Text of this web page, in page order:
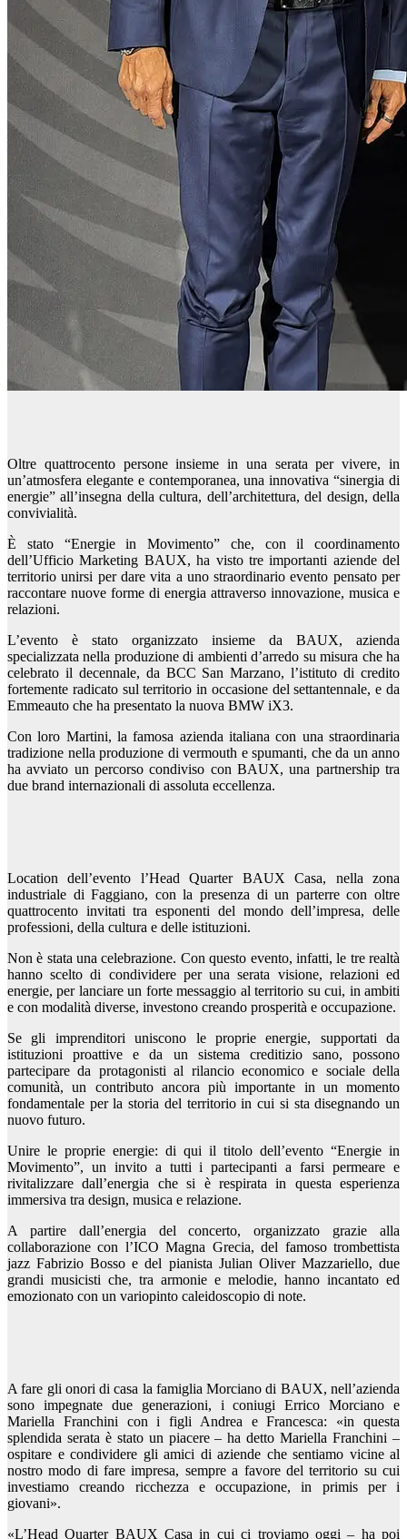
Oltre quattrocento persone insieme in una serata per vivere, in
un’atmosfera elegante e contemporanea, una innovativa “sinergia di
energie” all’insegna della cultura, dell’architettura, del design, della
convivialità.
È stato “Energie in Movimento” che, con il coordinamento
dell’Ufficio Marketing BAUX, ha visto tre importanti aziende del
territorio unirsi per dare vita a uno straordinario evento pensato per
raccontare nuove forme di energia attraverso innovazione, musica e
relazioni.
L’evento è stato organizzato insieme da BAUX, azienda
specializzata nella produzione di ambienti d’arredo su misura che ha
celebrato il decennale, da BCC San Marzano, l’istituto di credito
fortemente radicato sul territorio in occasione del settantennale, e da
Emmeauto che ha presentato la nuova BMW iX3.
Con loro Martini, la famosa azienda italiana con una straordinaria
tradizione nella produzione di vermouth e spumanti, che da un anno
ha avviato un percorso condiviso con BAUX, una partnership tra
due brand internazionali di assoluta eccellenza.
Location dell’evento l’Head Quarter BAUX Casa, nella zona
industriale di Faggiano, con la presenza di un parterre con oltre
quattrocento invitati tra esponenti del mondo dell’impresa, delle
professioni, della cultura e delle istituzioni.
Non è stata una celebrazione. Con questo evento, infatti, le tre realtà
hanno scelto di condividere per una serata visione, relazioni ed
energie, per lanciare un forte messaggio al territorio su cui, in ambiti
e con modalità diverse, investono creando prosperità e occupazione.
Se gli imprenditori uniscono le proprie energie, supportati da
istituzioni proattive e da un sistema creditizio sano, possono
partecipare da protagonisti al rilancio economico e sociale della
comunità, un contributo ancora più importante in un momento
fondamentale per la storia del territorio in cui si sta disegnando un
nuovo futuro.
Unire le proprie energie: di qui il titolo dell’evento “Energie in
Movimento”, un invito a tutti i partecipanti a farsi permeare e
rivitalizzare dall’energia che si è respirata in questa esperienza
immersiva tra design, musica e relazione.
A partire dall’energia del concerto, organizzato grazie alla
collaborazione con l’ICO Magna Grecia, del famoso trombettista
jazz Fabrizio Bosso e del pianista Julian Oliver Mazzariello, due
grandi musicisti che, tra armonie e melodie, hanno incantato ed
emozionato con un variopinto caleidoscopio di note.
A fare gli onori di casa la famiglia Morciano di BAUX, nell’azienda
sono impegnate due generazioni, i coniugi Errico Morciano e
Mariella Franchini con i figli Andrea e Francesca: «in questa
splendida serata è stato un piacere – ha detto Mariella Franchini –
ospitare e condividere gli amici di aziende che sentiamo vicine al
nostro modo di fare impresa, sempre a favore del territorio su cui
investiamo creando ricchezza e occupazione, in primis per i
giovani».
«L’Head Quarter BAUX Casa in cui ci troviamo oggi – ha poi